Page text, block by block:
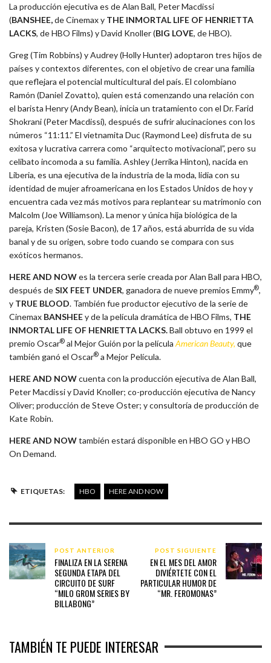
La producción ejecutiva es de Alan Ball, Peter Macdissi
(BANSHEE,de Cinemax y THE INMORTAL LIFE OF HENRIETTA
LACKS, de HBO Films) y David Knoller (BIG LOVE, de HBO).
Greg (Tim Robbins) y Audrey (Holly Hunter) adoptaron tres hijos de
países y contextos diferentes, con el objetivo de crear una familia
que reflejara el potencial multicultural del país. El colombiano
Ramón (Daniel Zovatto), quien está comenzando una relación con
el barista Henry (Andy Bean), inicia un tratamiento con el Dr. Farid
Shokrani (Peter Macdissi), después de sufrir alucinaciones con los
números “11:11.” El vietnamita Duc (Raymond Lee) disfruta de su
exitosa y lucrativa carrera como “arquitecto motivacional”, pero su
celibato incomoda a su familia. Ashley (Jerrika Hinton), nacida en
Liberia, es una ejecutiva de la industria de la moda, lidia con su
identidad de mujer afroamericana en los Estados Unidos de hoy y
encuentra cada vez más motivos para replantear su matrimonio con
Malcolm (Joe Williamson). La menor y única hija biológica de la
pareja, Kristen (Sosie Bacon), de 17 años, está aburrida de su vida
banal y de su origen, sobre todo cuando se compara con sus
exóticos hermanos.
HERE AND NOWes la tercera serie creada por Alan Ball para HBO,
después deSIX FEET UNDER, ganadora de nueve premios Emmy®,
y TRUE BLOOD. También fue productor ejecutivo de la serie de
Cinemax BANSHEEy de la película dramática de HBO Films, THE
INMORTAL LIFE OF HENRIETTA LACKS.Ball obtuvo en 1999 el
premio Oscar® al Mejor Guión por la película American Beauty, que
también ganó el Oscar® a Mejor Película.
HERE AND NOWcuenta con la producción ejecutiva de Alan Ball,
Peter Macdissi y David Knoller; co-producción ejecutiva de Nancy
Oliver; producción de Steve Oster; y consultoría de producción de
Kate Robin.
HERE AND NOWtambién estará disponible en HBO GO y HBO
On Demand.
ETIQUETAS: HBO HERE AND NOW
POST ANTERIOR
FINALIZA EN LA SERENA
SEGUNDA ETAPA DEL
CIRCUITO DE SURF
“MILO GROM SERIES BY
BILLABONG”
POST SIGUIENTE
EN EL MES DEL AMOR
DIVIÉRTETE CON EL
PARTICULAR HUMOR DE
“MR. FEROMONAS”
TAMBIÉN TE PUEDE INTERESAR